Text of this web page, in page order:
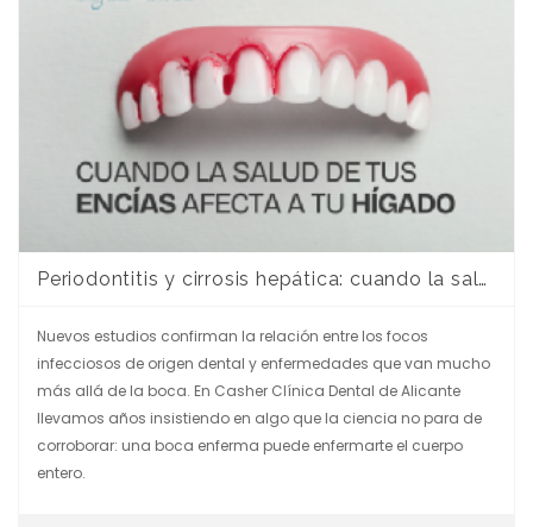
Periodontitis y cirrosis hepática: cuando la salud de tus encías afecta a tu hígado
Nuevos estudios confirman la relación entre los focos
infecciosos de origen dental y enfermedades que van mucho
más allá de la boca. En Casher Clínica Dental de Alicante
llevamos años insistiendo en algo que la ciencia no para de
corroborar: una boca enferma puede enfermarte el cuerpo
entero.